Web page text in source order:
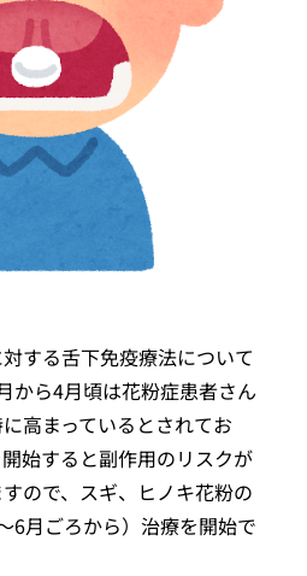
する舌下免疫療法について
から4月頃は花粉症患者さん
高まっているとされてお
始すると副作用のリスクが
ので、スギ、ヒノキ花粉の
6月ごろから）治療を開始で